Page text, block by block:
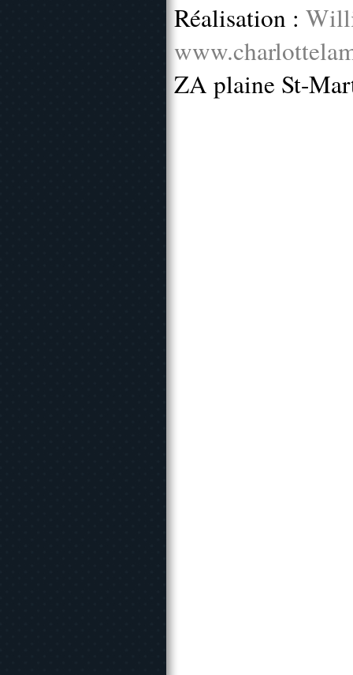
Réalisation :
ZA plaine St-